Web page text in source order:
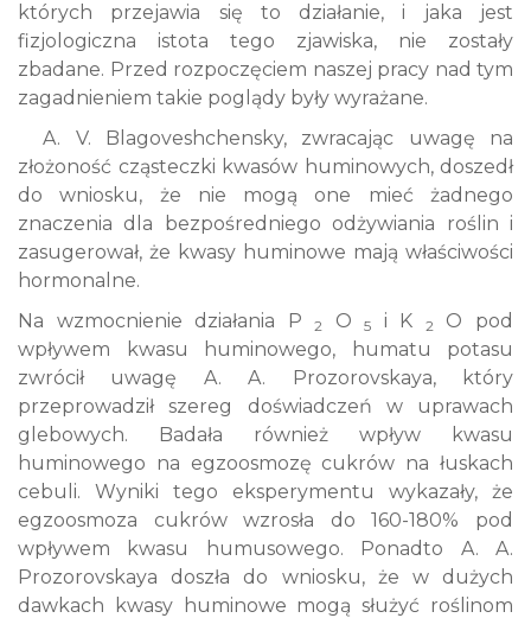
których przejawia się to działanie, i jaka jest
fizjologiczna istota tego zjawiska, nie zostały
zbadane. Przed rozpoczęciem naszej pracy nad tym
zagadnieniem takie poglądy były wyrażane.
A. V. Blagoveshchensky, zwracając uwagę na
złożoność cząsteczki kwasów huminowych, doszedł
do wniosku, że nie mogą one mieć żadnego
znaczenia dla bezpośredniego odżywiania roślin i
zasugerował, że kwasy huminowe mają właściwości
hormonalne.
Na wzmocnienie działania P2 O5 i K 2
O pod
wpływem kwasu huminowego, humatu potasu
zwrócił uwagę A. A. Prozorovskaya, który
przeprowadził szereg doświadczeń w uprawach
glebowych. Badała również wpływ kwasu
huminowego na egzoosmozę cukrów na łuskach
cebuli. Wyniki tego eksperymentu wykazały, że
egzoosmoza cukrów wzrosła do 160-180% pod
wpływem kwasu humusowego. Ponadto A. A.
Prozorovskaya doszła do wniosku, że w dużych
dawkach kwasy huminowe mogą służyć roślinom